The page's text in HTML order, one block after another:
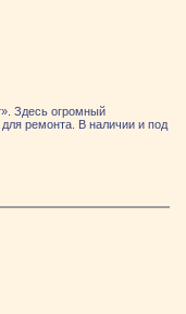
Здесь огромный
ремонта. В наличии и под